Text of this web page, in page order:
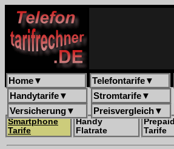
Home▼ Telefontarife▼
Handytarife▼ Stromtarife▼
Versicherung▼ Preisvergleich▼
Smartphone
Tarife
Handy
Flatrate
Prepaid
Tarife